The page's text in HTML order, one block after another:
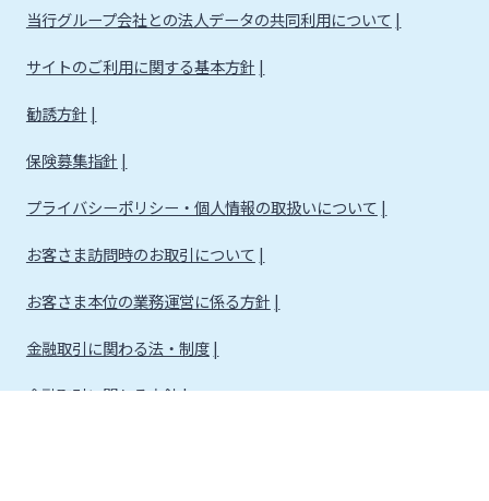
当行グループ会社との法人データの共同利用について
サイトのご利用に関する基本方針
勧誘方針
保険募集指針
プライバシーポリシー・個人情報の取扱いについて
お客さま訪問時のお取引について
お客さま本位の業務運営に係る方針
金融取引に関わる法・制度
金融取引に関わる方針